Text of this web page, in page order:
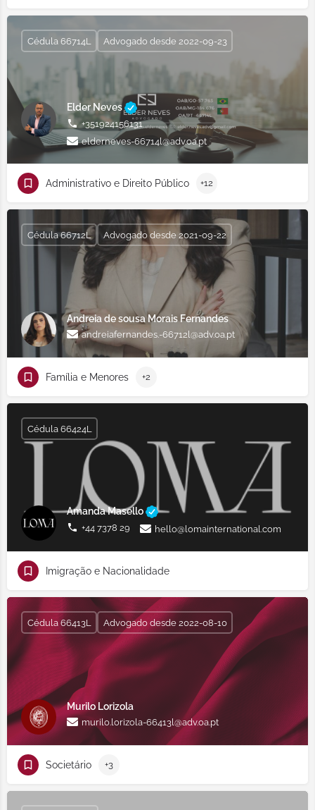
Elder Neves
+351924156131
elderneves-66714l@adv.oa.pt
Cédula 66714L Advogado desde 2022-09-23
Administrativo e Direito Público +12
Andreia de sousa Morais Fernandes
andreiafernandes.-66712l@adv.oa.pt
Cédula 66712L Advogado desde 2021-09-22
Família e Menores +2
Amanda Masello
‪‪+44 7378 29 hello@lomainternational.com
Cédula 66424L
Imigração e Nacionalidade
Murilo Lorizola
murilo.lorizola-66413l@adv.oa.pt
Cédula 66413L Advogado desde 2022-08-10
Societário +3